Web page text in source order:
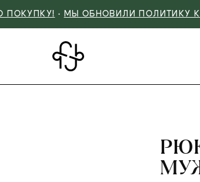
ПОКУПКУ! • МЫ ОБНОВИЛИ ПОЛИТИКУ